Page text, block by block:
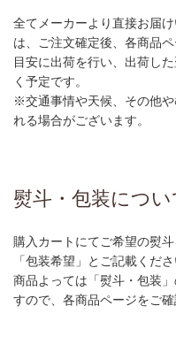
全てメーカーより直接お届
は、ご注文確定後、各商品
目安に出荷を行い、出荷し
く予定です。
※交通事情や天候、その他
れる場合がございます。
熨斗・包装につい
購入カートにてご希望の熨
「包装希望」とご記載くださ
商品よっては「熨斗・包装
すので、各商品ページをご確